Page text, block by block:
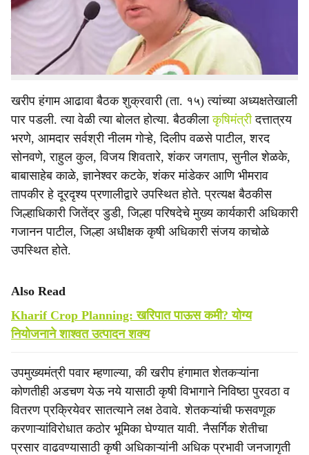
e
निर्देश उपमुख्यमंत्री तथा पालकमंत्री सुनेत्रा पवार यांनी दिले. बोगस
बियाणे व खतांच्या तक्रारींवर गुणवत्ता नियंत्रण विभागामार्फत धडक
कारवाई करण्याचे त्यांनी आदेश दिले. तसेच ‘एल निनो’ची पार्श्वभूमी
लक्षात घेऊन नियोजन करण्याच्या सूचना दिल्या.
खरीप हंगाम आढावा बैठक शुक्रवारी (ता. १५) त्यांच्या अध्यक्षतेखाली
पार पडली. त्या वेळी त्या बोलत होत्या. बैठकीलाकृषिमंत्रीदत्तात्रय
भरणे, आमदार सर्वश्री नीलम गोऱ्हे, दिलीप वळसे पाटील, शरद
सोनवणे, राहुल कुल, विजय शिवतारे, शंकर जगताप, सुनील शेळके,
बाबासाहेब काळे, ज्ञानेश्वर कटके, शंकर मांडेकर आणि भीमराव
तापकीर हे दूरदृश्य प्रणालीद्वारे उपस्थित होते. प्रत्यक्ष बैठकीस
जिल्हाधिकारी जितेंद्र डुडी, जिल्हा परिषदेचे मुख्य कार्यकारी अधिकारी
गजानन पाटील, जिल्हा अधीक्षक कृषी अधिकारी संजय काचोळे
उपस्थित होते.
Also Read
Kharif Crop Planning: खरिपात पाऊस कमी? योग्य
नियोजनाने शाश्वत उत्पादन शक्य
उपमुख्यमंत्री पवार म्हणाल्या, की खरीप हंगामात शेतकऱ्यांना
कोणतीही अडचण येऊ नये यासाठी कृषी विभागाने निविष्ठा पुरवठा व
वितरण प्रक्रियेवर सातत्याने लक्ष ठेवावे. शेतकऱ्यांची फसवणूक
करणाऱ्यांविरोधात कठोर भूमिका घेण्यात यावी. नैसर्गिक शेतीचा
प्रसार वाढवण्यासाठी कृषी अधिकाऱ्यांनी अधिक प्रभावी जनजागृती